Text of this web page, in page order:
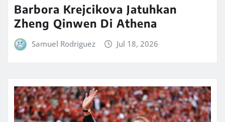
Barbora Krejcikova Jatuhkan
Zheng Qinwen Di Athena
Samuel Rodriguez Jul 18, 2026